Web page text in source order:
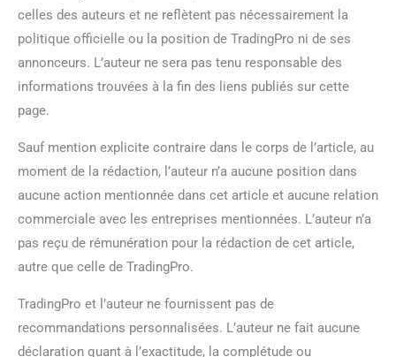
celles des auteurs et ne reflètent pas nécessairement la
politique officielle ou la position de TradingPro ni de ses
annonceurs. L’auteur ne sera pas tenu responsable des
informations trouvées à la fin des liens publiés sur cette
page.
Sauf mention explicite contraire dans le corps de l’article, au
moment de la rédaction, l’auteur n’a aucune position dans
aucune action mentionnée dans cet article et aucune relation
commerciale avec les entreprises mentionnées. L’auteur n’a
pas reçu de rémunération pour la rédaction de cet article,
autre que celle de TradingPro.
TradingPro et l’auteur ne fournissent pas de
recommandations personnalisées. L’auteur ne fait aucune
déclaration quant à l’exactitude, la complétude ou